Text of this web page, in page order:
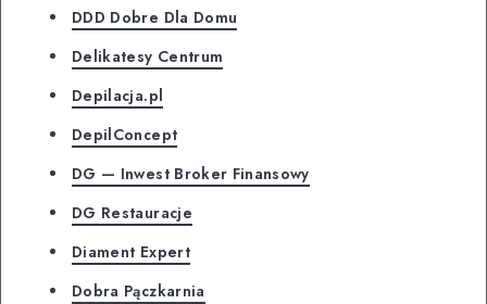
DDD Dobre Dla Domu
Delikatesy Centrum
Depilacja.pl
DepilConcept
DG — Inwest Broker Finansowy
DG Restauracje
Diament Expert
Dobra Pączkarnia